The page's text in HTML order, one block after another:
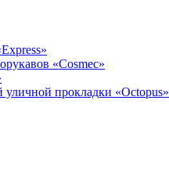
«Cosmec»
уличной прокладки «Octopus»